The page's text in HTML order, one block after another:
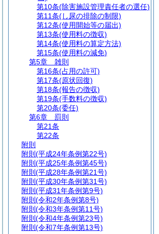
第10条(除害施設管理責任者の選任)
第11条(し尿の排除の制限)
第12条(使用開始等の届出)
第13条(使用料の徴収)
第14条(使用料の算定方法)
第15条(使用料の減免)
第5章
雑則
第16条(占用の許可)
第17条(原状回復)
第18条(報告の徴収)
第19条(手数料の徴収)
第20条(委任)
第6章
罰則
第21条
第22条
附則
附則 (平成24年条例第22号)
附則 (平成25年条例第45号)
附則 (平成28年条例第21号)
附則 (平成30年条例第31号)
附則 (平成31年条例第9号)
附則 (令和2年条例第8号)
附則 (令和3年条例第11号)
附則 (令和4年条例第23号)
附則 (令和7年条例第13号)